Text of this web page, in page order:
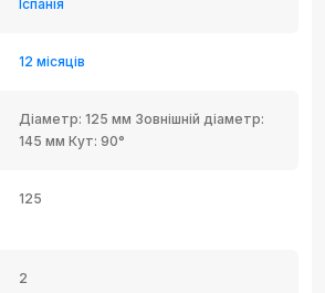
Іспанія
12 місяців
Діаметр: 125 мм Зовнішній діаметр:
145 мм Кут: 90°
125
2